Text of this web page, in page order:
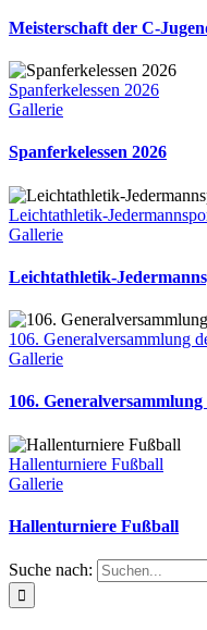
Meisterschaft der C-
Spanferkelessen 2026
Gallerie
Spanferkelessen 2026
Leichtathletik-
Gallerie
Leichtathletik-
106. Generalversammlung
Gallerie
106.
Hallenturniere Fußball
Gallerie
Hallenturniere Fußball
Suche nach: